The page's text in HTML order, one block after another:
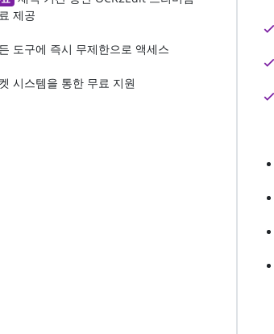
제공
도구에 즉시 무제한으로 액세스
시스템을 통한 무료 지원